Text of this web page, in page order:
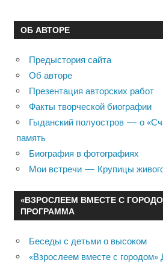
ОБ АВТОРЕ
Предыстория сайта
Об авторе
Презентация авторских работ
Факты творческой биографии
Гыданский полуостров — о
память
Биография в фотографиях
Мои встречи — Крупицы
«ВЗРОСЛЕЕМ ВМЕСТЕ С
ПРОГРАММА
Беседы с детьми о высоком
«Взрослеем вместе с городом»